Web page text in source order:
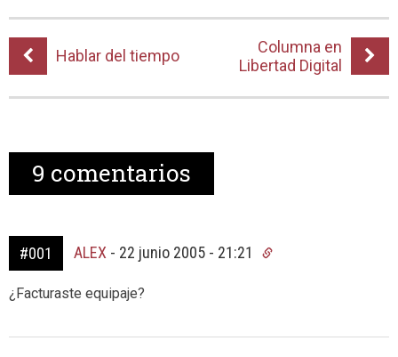
Hablar del tiempo
Columna en
Libertad Digital
9 comentarios
#001 ALEX - 22 junio 2005 - 21:21
¿Facturaste equipaje?